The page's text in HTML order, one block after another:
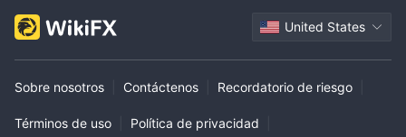
United States
Sobre nosotros Contáctenos Recordatorio de riesgo
Términos de uso Política de privacidad